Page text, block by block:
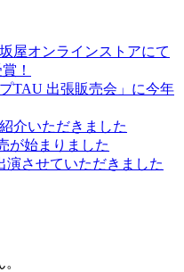
屋オンラインストアにて
！
TAU 出張販売会」に今年
介いただきました
が始まりました
演させていただきました